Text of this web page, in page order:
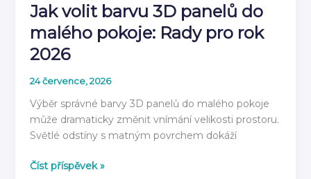
Jak volit barvu 3D panelů do
malého pokoje: Rady pro rok
2026
24 července, 2026
Výběr správné barvy 3D panelů do malého pokoje
může dramaticky změnit vnímání velikosti prostoru.
Světlé odstíny s matným povrchem dokáží
Jak
Číst příspěvek »